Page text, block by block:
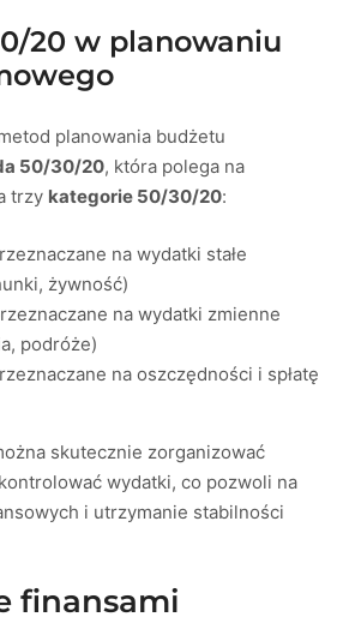
20 w planowaniu
planowania budżetu
50/30/20, która polega na
trzy kategorie 50/30/20:
na wydatki stałe
żywność)
na wydatki zmienne
podróże)
na oszczędności i spłatę
skutecznie zorganizować
wydatki, co pozwoli na
i utrzymanie stabilności
finansami